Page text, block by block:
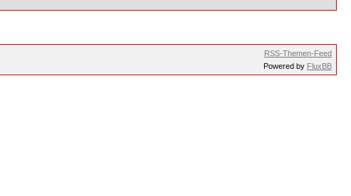
RSS-Themen-Feed
Powered by FluxBB